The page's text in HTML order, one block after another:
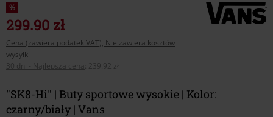
%
299.90 zł
Cena (zawiera podatek VAT), Nie zawiera kosztów
wysyłki
30 dni - Najlepsza cena
239.92 zł
"SK8-Hi" | Buty sportowe wysokie | Kolor:
czarny/biały | Vans